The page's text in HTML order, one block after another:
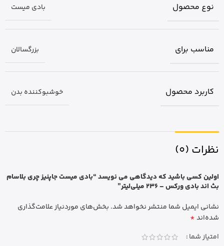
نوع محصول بادی میست
مناسب برای بزرگسالان
کاربرد محصول خوشبوکننده بدن
نظرات (0)
اولین کسی باشید که دیدگاهی می نویسد “بادی میست جاپنیز چری بلاسام
بث اند بادی ورکس – 236 میلی‌لیتر”
نشانی ایمیل شما منتشر نخواهد شد. بخش‌های موردنیاز علامت‌گذاری
شده‌اند*
امتیاز شما